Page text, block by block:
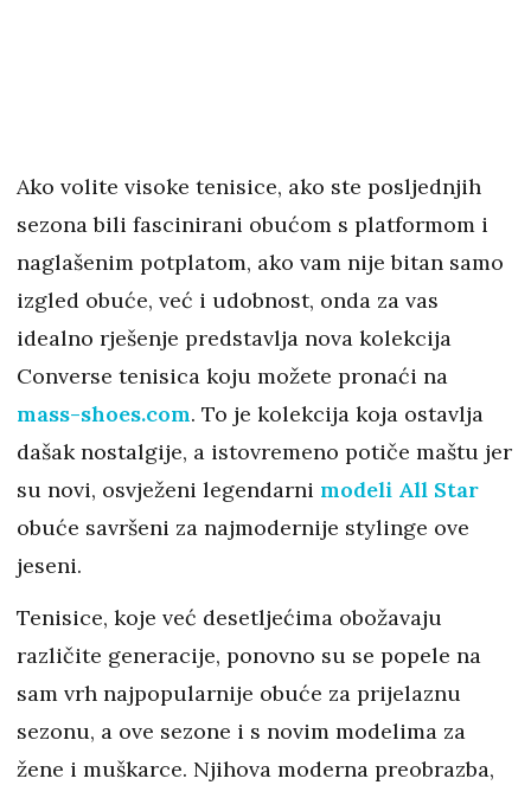
Ako volite visoke tenisice, ako ste posljednjih
sezona bili fascinirani obućom s platformom i
naglašenim potplatom, ako vam nije bitan samo
izgled obuće, već i udobnost, onda za vas
idealno rješenje predstavlja nova kolekcija
Converse tenisica koju možete pronaći na
mass-shoes.com. To je kolekcija koja ostavlja
dašak nostalgije, a istovremeno potiče maštu jer
su novi, osvježeni legendarni modeli All Star
obuće savršeni za najmodernije stylinge ove
jeseni.
Tenisice, koje već desetljećima obožavaju
različite generacije, ponovno su se popele na
sam vrh najpopularnije obuće za prijelaznu
sezonu, a ove sezone i s novim modelima za
žene i muškarce. Njihova moderna preobrazba,